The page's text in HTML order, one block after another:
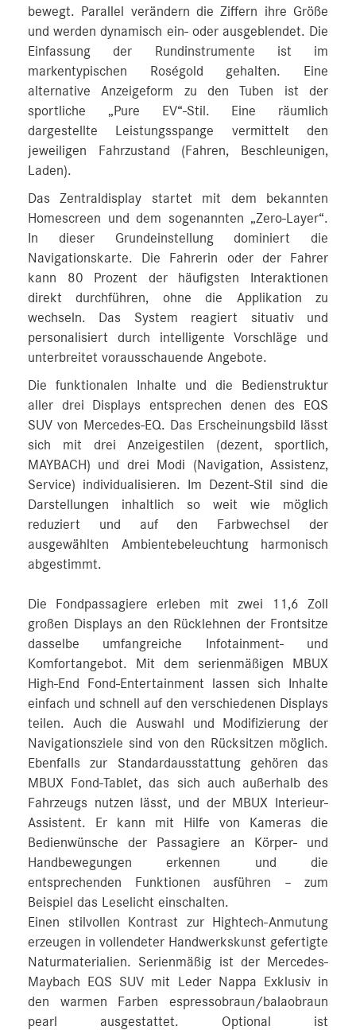
bewegt. Parallel verändern die Ziffern ihre Größe
und werden dynamisch ein- oder ausgeblendet. Die
Einfassung der Rundinstrumente ist im
markentypischen Roségold gehalten. Eine
alternative Anzeigeform zu den Tuben ist der
sportliche „Pure EV“-Stil. Eine räumlich
dargestellte Leistungsspange vermittelt den
jeweiligen Fahrzustand (Fahren, Beschleunigen,
Laden).
Das Zentraldisplay startet mit dem bekannten
Homescreen und dem sogenannten „Zero-Layer“.
In dieser Grundeinstellung dominiert die
Navigationskarte. Die Fahrerin oder der Fahrer
kann 80 Prozent der häufigsten Interaktionen
direkt durchführen, ohne die Applikation zu
wechseln. Das System reagiert situativ und
personalisiert durch intelligente Vorschläge und
unterbreitet vorausschauende Angebote.
Die funktionalen Inhalte und die Bedienstruktur
aller drei Displays entsprechen denen des EQS
SUV von Mercedes-EQ. Das Erscheinungsbild lässt
sich mit drei Anzeigestilen (dezent, sportlich,
MAYBACH) und drei Modi (Navigation, Assistenz,
Service) individualisieren. Im Dezent-Stil sind die
Darstellungen inhaltlich so weit wie möglich
reduziert und auf den Farbwechsel der
ausgewählten Ambientebeleuchtung harmonisch
abgestimmt.
Die Fondpassagiere erleben mit zwei 11,6 Zoll
großen Displays an den Rücklehnen der Frontsitze
dasselbe umfangreiche Infotainment- und
Komfortangebot. Mit dem serienmäßigen MBUX
High-End Fond-Entertainment lassen sich Inhalte
einfach und schnell auf den verschiedenen Displays
teilen. Auch die Auswahl und Modifizierung der
Navigationsziele sind von den Rücksitzen möglich.
Ebenfalls zur Standardausstattung gehören das
MBUX Fond-Tablet, das sich auch außerhalb des
Fahrzeugs nutzen lässt, und der MBUX Interieur-
Assistent. Er kann mit Hilfe von Kameras die
Bedienwünsche der Passagiere an Körper- und
Handbewegungen erkennen und die
entsprechenden Funktionen ausführen – zum
Beispiel das Leselicht einschalten.
Einen stilvollen Kontrast zur Hightech-Anmutung
erzeugen in vollendeter Handwerkskunst gefertigte
Naturmaterialien. Serienmäßig ist der Mercedes-
Maybach EQS SUV mit Leder Nappa Exklusiv in
den warmen Farben espressobraun/balaobraun
pearl ausgestattet. Optional ist